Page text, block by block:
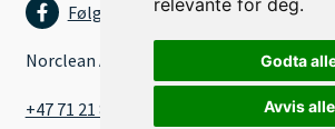
relevante for deg.
Godta
Avvis alle
Følg oss på Facebook
Norclean AS
+47 71 21 80 15